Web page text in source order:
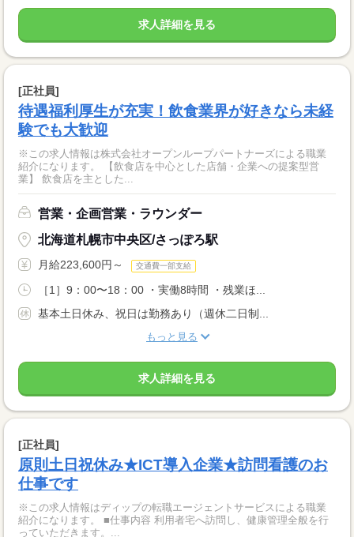
求人詳細を見る
[正社員]
待遇福利厚生が充実！飲食業界が好きなら未経
験でも大歓迎
※この求人情報は株式会社オープンループパートナーズによる職業
紹介になります。 【飲食店を中心とした店舗・企業への提案型営
業】 飲食店を主とした...
営業・企画営業・ラウンダー
北海道札幌市中央区/さっぽろ駅
月給223,600円～ 交通費一部支給
［1］9：00〜18：00 ・実働8時間 ・残業ほ...
基本土日休み、祝日は勤務あり（週休二日制...
もっと見る
求人詳細を見る
[正社員]
原則土日祝休み★ICT導入企業★訪問看護のお
仕事です
※この求人情報はディップの転職エージェントサービスによる職業
紹介になります。 ■仕事内容 利用者宅へ訪問し、健康管理全般を行
っていただきます。...